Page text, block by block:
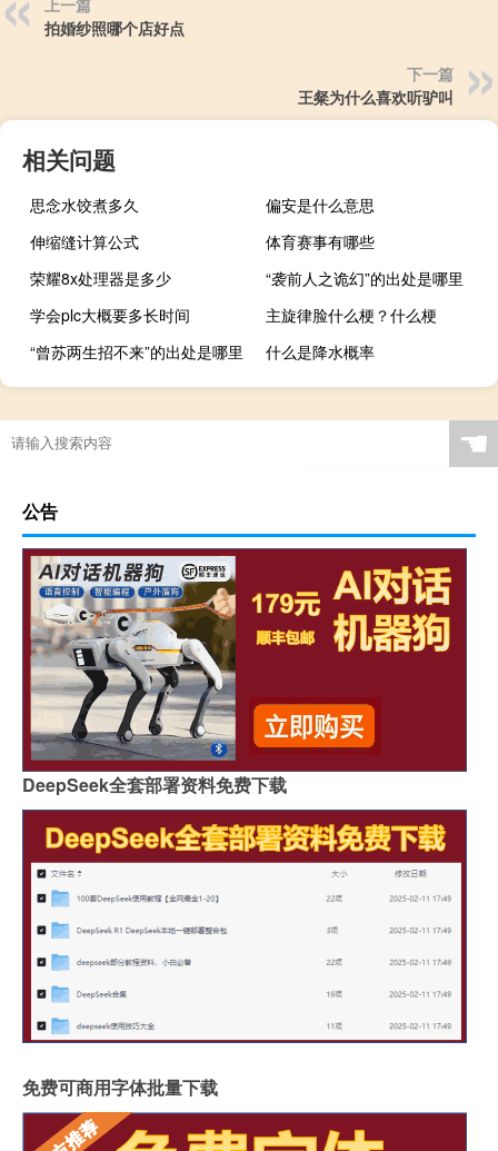
上一篇
拍婚纱照哪个店好点
下一篇
王粲为什么喜欢听驴叫
相关问题
思念水饺煮多久
偏安是什么意思
伸缩缝计算公式
体育赛事有哪些
荣耀8x处理器是多少
“袭前人之诡幻”的出处是哪里
学会plc大概要多长时间
主旋律脸什么梗？什么梗
“曾苏两生招不来”的出处是哪里
什么是降水概率
☚
公告
DeepSeek全套部署资料免费下载
免费可商用字体批量下载